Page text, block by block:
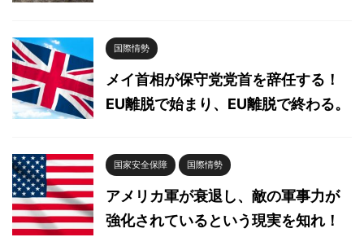
国際情勢
メイ首相が保守党党首を辞任する！
EU離脱で始まり、EU離脱で終わる。
国家安全保障 国際情勢
アメリカ軍が衰退し、敵の軍事力が
強化されているという現実を知れ！